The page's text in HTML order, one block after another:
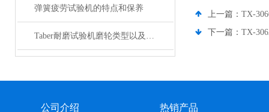
弹簧疲劳试验机的特点和保养
Taber耐磨试验机磨轮类型以及如何选择
上一篇： TX-
下一篇： TX-
公司介绍 热销产品